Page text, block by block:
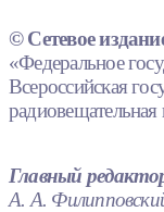
© Сетевое
«Федеральное
Всероссийская
Главный
А. А.